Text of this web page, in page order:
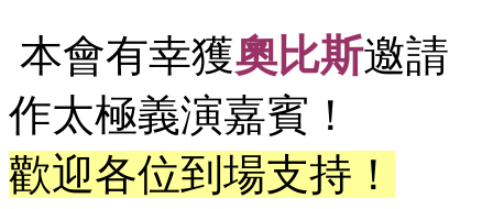
本會有幸獲奧比斯邀請
作太極義演嘉賓！
歡迎各位到場支持！